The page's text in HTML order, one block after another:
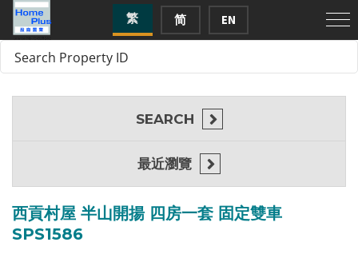
繁 简 EN
西貢村屋 半山開揚 四房一套 固定雙車
SPS1586
SEARCH
最近瀏覽